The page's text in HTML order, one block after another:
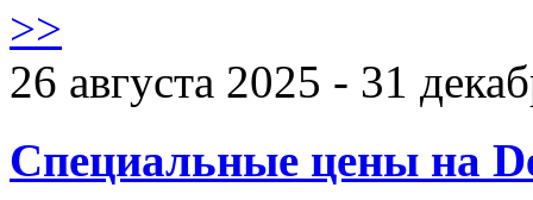
>>
26 августа 2025 - 31
Специальные цены на